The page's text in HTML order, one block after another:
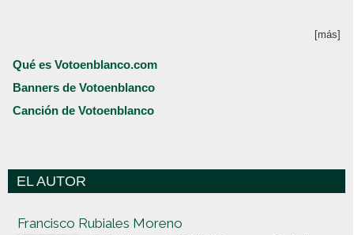
[más]
Qué es Votoenblanco.com
Banners de Votoenblanco
Canción de Votoenblanco
EL AUTOR
Francisco Rubiales Moreno